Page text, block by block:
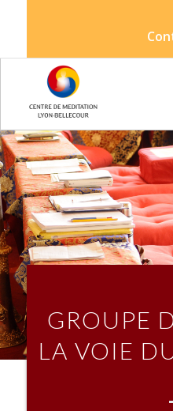
GROUPE
LA VOIE